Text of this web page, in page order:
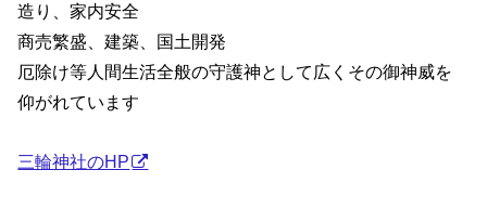
造り、家内安全
商売繁盛、建築、国土開発
厄除け等人間生活全般の守護神として広くその御神威を
仰がれています
三輪神社のHP